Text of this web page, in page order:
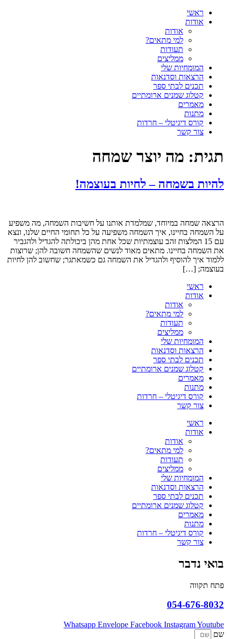
ראשי
אודות
אודות
למי מתאים?
תעודות
ממליצים
המומחיות שלי
הרצאות וסדנאות
תכנים לבתי ספר
קטלוג שמנים ארומתיים
מאמרים
מתנות
קורס דיגיטלי – חרדות
צור קשר
תגית: מה יוצר שמחה
להיות בשמחה – לחיות בעוצמה!
הרצאה שמחה במיוחד, שמלמדת אותנו על חשיבות השמחה, מה משפיע
על השמחה בחיינו, איך השמחה משפיעה על כל תחומי החיים שלנו, ונצא
עם 15 המלצות זהב עוצמתיות שכל אחת מהן ביכולתה להגדיל ולהגביר
את השמחה בחיינו. מתאים מאוד לנשים שהשמחה חשובה להן; שרוצות
ללמוד איך להוסיף ולהגדיל את השמחה גם כשמאתגר; שחשוב להן לחיות
בעוצמה; […]
ראשי
אודות
אודות
למי מתאים?
תעודות
ממליצים
המומחיות שלי
הרצאות וסדנאות
תכנים לבתי ספר
קטלוג שמנים ארומתיים
מאמרים
מתנות
קורס דיגיטלי – חרדות
צור קשר
ראשי
אודות
אודות
למי מתאים?
תעודות
ממליצים
המומחיות שלי
הרצאות וסדנאות
תכנים לבתי ספר
קטלוג שמנים ארומתיים
מאמרים
מתנות
קורס דיגיטלי – חרדות
צור קשר
בואי נדבר
פתח תקווה
054-676-8032
Whatsapp Envelope Facebook InstagramYoutube
שם